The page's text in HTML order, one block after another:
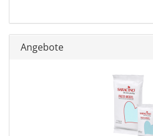
Angebote